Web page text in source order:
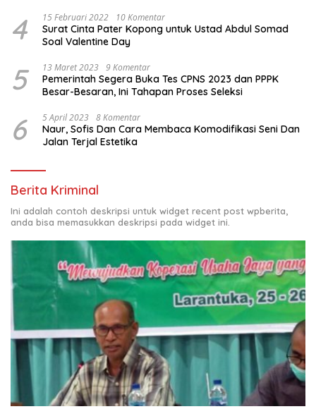
4 15 Februari 2022 10 Komentar
Surat Cinta Pater Kopong untuk Ustad Abdul Somad
Soal Valentine Day
5 13 Maret 2023 9 Komentar
Pemerintah Segera Buka Tes CPNS 2023 dan PPPK
Besar-Besaran, Ini Tahapan Proses Seleksi
6 5 April 2023 8 Komentar
Naur, Sofis Dan Cara Membaca Komodifikasi Seni Dan
Jalan Terjal Estetika
Berita Kriminal
Ini adalah contoh deskripsi untuk widget recent post wpberita,
anda bisa memasukkan deskripsi pada widget ini.